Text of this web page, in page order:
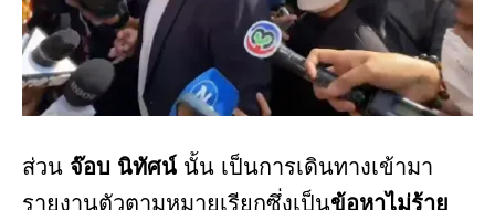
ส่วน จ๊อบ นิทัศน์ นั้น เป็นการเดินทางเข้ามา
รายงานตัวตามหมายเรียกซึ่งเป็นข้อหาไม่ร้าย